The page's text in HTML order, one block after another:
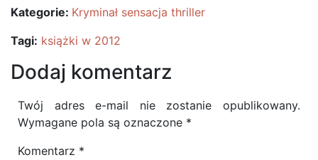
Kategorie: Kryminał sensacja thriller
Tagi: książki w 2012
Dodaj komentarz
Twój adres e-mail nie zostanie opublikowany.
Wymagane pola są oznaczone *
Komentarz *